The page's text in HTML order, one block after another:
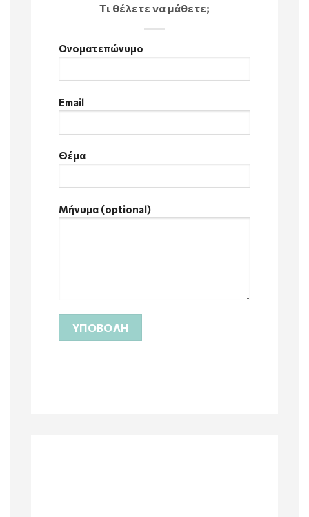
Τι θέλετε να μάθετε;
Ονοματεπώνυμο
Email
Θέμα
Μήνυμα (optional)